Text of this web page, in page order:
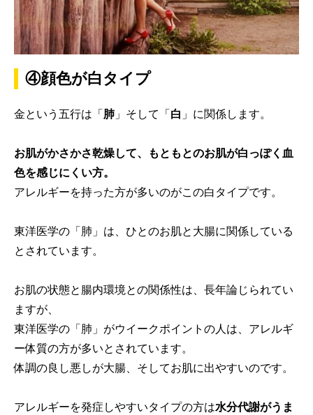
④顔色が白タイプ
金という五行は「肺 」そして「白 」に関係します。
お肌がかさかさ乾燥して、もともとのお肌が白っぽく血
色を感じにくい方。
アレルギーを持った方が多いのがこの白タイプです。
東洋医学の「肺」は、ひとのお肌と大腸に関係している
とされています。
お肌の状態と腸内環境との関係性は、長年論じられてい
ますが、
東洋医学の「肺」がウイークポイントの人は、アレルギ
ー体質の方が多いとされています。
体調の良し悪しが大腸、そしてお肌に出やすいのです。
アレルギーを発症しやすいタイプの方は水分代謝がうま